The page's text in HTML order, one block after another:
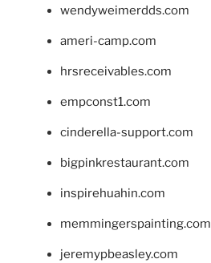
wendyweimerdds.com
ameri-camp.com
hrsreceivables.com
empconst1.com
cinderella-support.com
bigpinkrestaurant.com
inspirehuahin.com
memmingerspainting.com
jeremypbeasley.com